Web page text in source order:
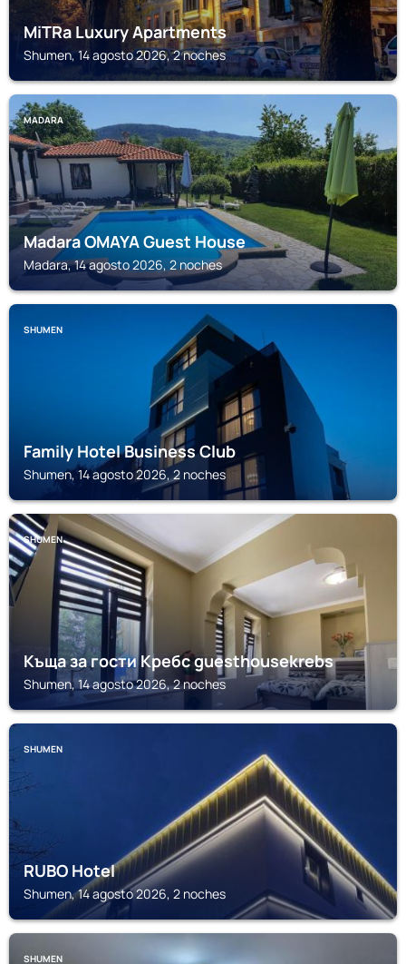
MiTRa Luxury Apartments
Shumen, 14 agosto 2026, 2 noches
MADARA
Madara OMAYA Guest House
Madara, 14 agosto 2026, 2 noches
SHUMEN
Family Hotel Business Club
Shumen, 14 agosto 2026, 2 noches
SHUMEN
Къща за гости Кребс guesthousekrebs
Shumen, 14 agosto 2026, 2 noches
SHUMEN
RUBO Hotel
Shumen, 14 agosto 2026, 2 noches
SHUMEN